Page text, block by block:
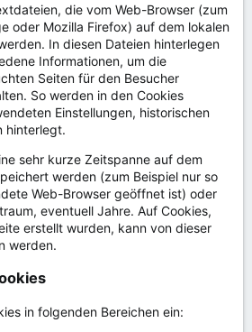
die vom Web-Browser (zum
oder Mozilla Firefox) auf dem lokalen
In diesen Dateien hinterlegen
Informationen, um die
Seiten für den Besucher
So werden in den Cookies
Einstellungen, historischen
hinterlegt.
sehr kurze Zeitspanne auf dem
werden (zum Beispiel nur so
Web-Browser geöffnet ist) oder
eventuell Jahre. Auf Cookies,
erstellt wurden, kann von dieser
werden.
in folgenden Bereichen ein: